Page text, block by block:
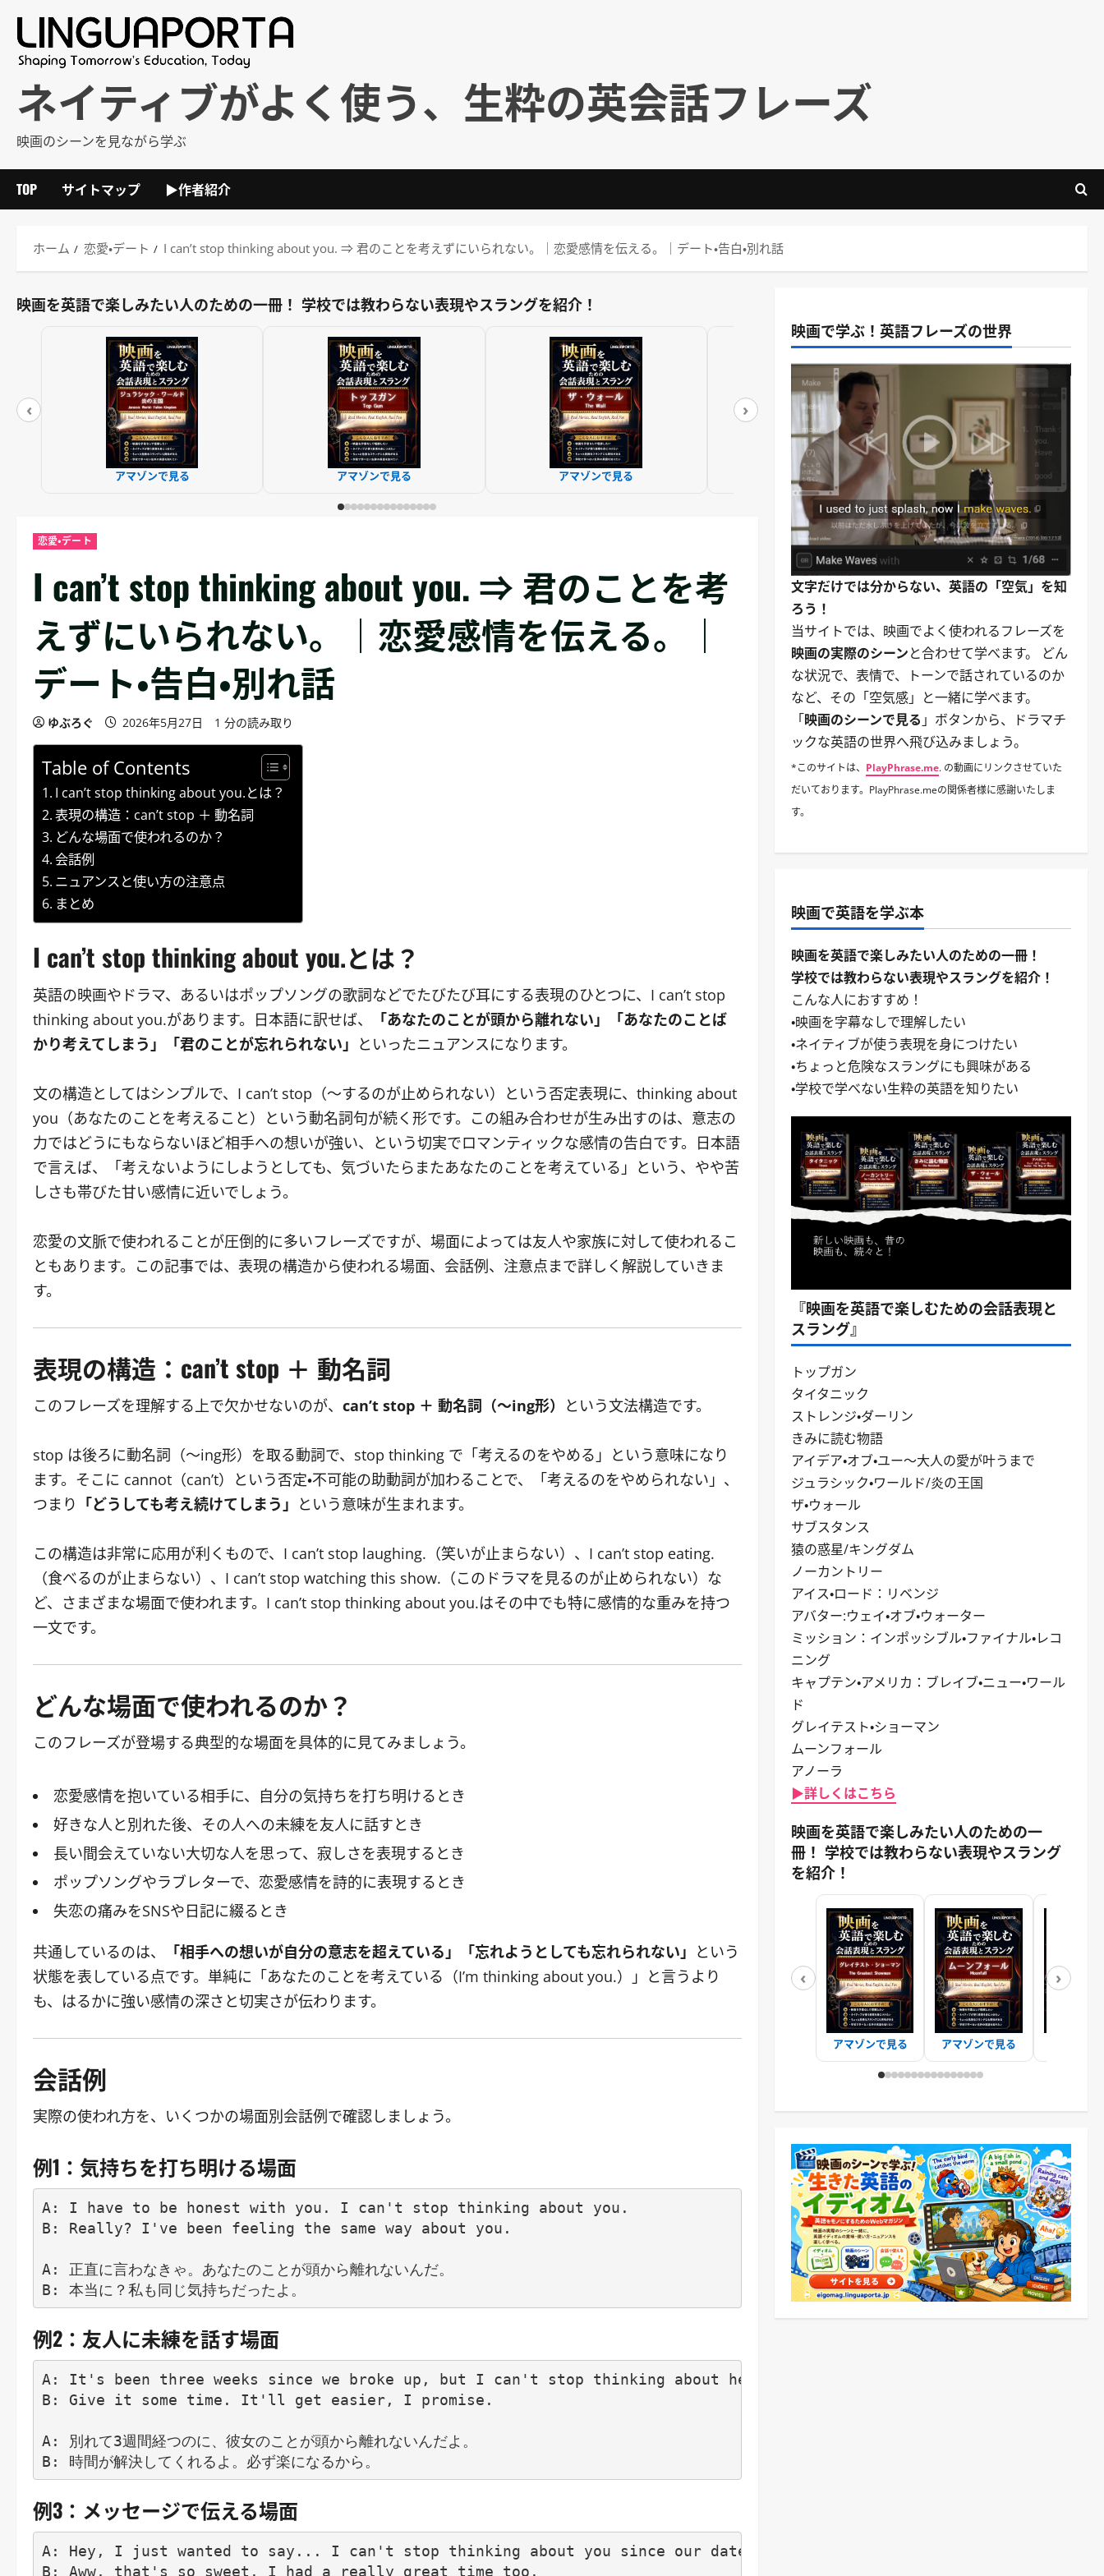
ネイティブがよく使う、生粋の英会話フレーズ
映画のシーンを見ながら学ぶ
TOP サイトマップ ▶作者紹介
ホーム 恋愛・デート I can’t stop thinking about you. ⇒ 君のことを考えずにいられない。｜恋愛感情を伝える。｜デート・告白・別れ話
映画を英語で楽しみたい人のための一冊！ 学校では教わらない表現やスラングを紹介！
‹
アマゾンで見る アマゾンで見る アマゾンで見る アマゾンで見る アマゾンで見る
›
恋愛・デート
I can’t stop thinking about you. ⇒ 君のことを考
えずにいられない。｜恋愛感情を伝える。｜
デート・告白・別れ話
ゆぶろぐ 2026年5月27日 1 分の読み取り
Table of Contents
I can’t stop thinking about you.とは？
表現の構造：can’t stop ＋ 動名詞
どんな場面で使われるのか？
会話例
ニュアンスと使い方の注意点
まとめ
I can’t stop thinking about you.とは？
英語の映画やドラマ、あるいはポップソングの歌詞などでたびたび耳にする表現のひとつに、I can’t stop
thinking about you.があります。日本語に訳せば、
「あなたのことが頭から離れない」「あなたのことば
かり考えてしまう」「君のことが忘れられない」 といったニュアンスになります。
文の構造としてはシンプルで、I can’t stop（〜するのが止められない）という否定表現に、thinking about
you（あなたのことを考えること）という動名詞句が続く形です。この組み合わせが生み出すのは、意志の
力ではどうにもならないほど相手への想いが強い、という切実でロマンティックな感情の告白です。日本語
で言えば、「考えないようにしようとしても、気づいたらまたあなたのことを考えている」という、やや苦
しさも帯びた甘い感情に近いでしょう。
恋愛の文脈で使われることが圧倒的に多いフレーズですが、場面によっては友人や家族に対して使われるこ
ともあります。この記事では、表現の構造から使われる場面、会話例、注意点まで詳しく解説していきま
す。
表現の構造：can’t stop ＋ 動名詞
このフレーズを理解する上で欠かせないのが、 can’t stop ＋ 動名詞（〜ing形） という文法構造です。
stop は後ろに動名詞（〜ing形）を取る動詞で、stop thinking で「考えるのをやめる」という意味になり
ます。そこに cannot（can’t）という否定・不可能の助動詞が加わることで、「考えるのをやめられない」、
つまり 「どうしても考え続けてしまう」 という意味が生まれます。
この構造は非常に応用が利くもので、I can’t stop laughing.（笑いが止まらない）、I can’t stop eating.
（食べるのが止まらない）、I can’t stop watching this show.（このドラマを見るのが止められない）な
ど、さまざまな場面で使われます。I can’t stop thinking about you.はその中でも特に感情的な重みを持つ
一文です。
どんな場面で使われるのか？
このフレーズが登場する典型的な場面を具体的に見てみましょう。
恋愛感情を抱いている相手に、自分の気持ちを打ち明けるとき
好きな人と別れた後、その人への未練を友人に話すとき
長い間会えていない大切な人を思って、寂しさを表現するとき
ポップソングやラブレターで、恋愛感情を詩的に表現するとき
失恋の痛みをSNSや日記に綴るとき
共通しているのは、 「相手への想いが自分の意志を超えている」「忘れようとしても忘れられない」 という
状態を表している点です。単純に「あなたのことを考えている（I’m thinking about you.）」と言うより
も、はるかに強い感情の深さと切実さが伝わります。
会話例
実際の使われ方を、いくつかの場面別会話例で確認しましょう。
例1：気持ちを打ち明ける場面
A: I have to be honest with you. I can't stop thinking about you.
B: Really? I've been feeling the same way about you.
A: 正直に言わなきゃ。あなたのことが頭から離れないんだ。
例2：友人に未練を話す場面
A: It's been three weeks since we broke up, but I can't stop thinking about her.
B: Give it some time. It'll get easier, I promise.
A: 別れて3週間経つのに、彼女のことが頭から離れないんだよ。
例3：メッセージで伝える場面
A: Hey, I just wanted to say... I can't stop thinking about you since our date last night.
B: Aww, that's so sweet. I had a really great time too.
映画で学ぶ！英語フレーズの世界
文字だけでは分からない、英語の「空気」を知
ろう！
当サイトでは、映画でよく使われるフレーズを
映画の実際のシーンと合わせて学べます。 どん
な状況で、表情で、トーンで話されているのか
など、その「空気感」と一緒に学べます。
「映画のシーンで見る 」ボタンから、ドラマチ
ックな英語の世界へ飛び込みましょう。
*このサイトは、 PlayPhrase.me. の動画にリンクさせていた
だいております。PlayPhrase.meの関係者様に感謝いたしま
す。
映画で英語を学ぶ本
映画を英語で楽しみたい人のための一冊！
学校では教わらない表現やスラングを紹介！
こんな人におすすめ！
・映画を字幕なしで理解したい
・ネイティブが使う表現を身につけたい
・ちょっと危険なスラングにも興味がある
・学校で学べない生粋の英語を知りたい
『映画を英語で楽しむための会話表現と
スラング』
トップガン
タイタニック
ストレンジ・ダーリン
きみに読む物語
アイデア・オブ・ユー～大人の愛が叶うまで
ジュラシック・ワールド/炎の王国
ザ・ウォール
サブスタンス
猿の惑星/キングダム
ノーカントリー
アイス・ロード：リベンジ
アバター:ウェイ・オブ・ウォーター
ミッション：インポッシブル・ファイナル・レコ
ニング
キャプテン・アメリカ：ブレイブ・ニュー・ワール
ド
グレイテスト・ショーマン
ムーンフォール
アノーラ
▶詳しくはこちら
映画を英語で楽しみたい人のための一
冊！ 学校では教わらない表現やスラング
を紹介！
‹
アマゾンで見る アマゾンで見る
›